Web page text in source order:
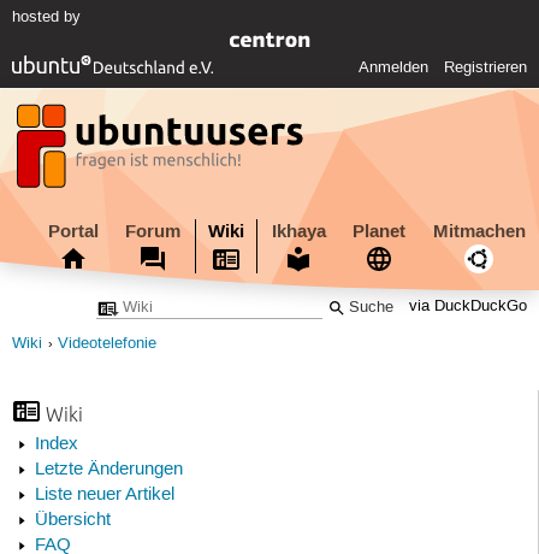
hosted by
Anmelden Registrieren
Portal Forum Wiki Ikhaya Planet Mitmachen
via DuckDuckGo
Wiki Videotelefonie
Wiki
Index
Letzte Änderungen
Liste neuer Artikel
Übersicht
FAQ